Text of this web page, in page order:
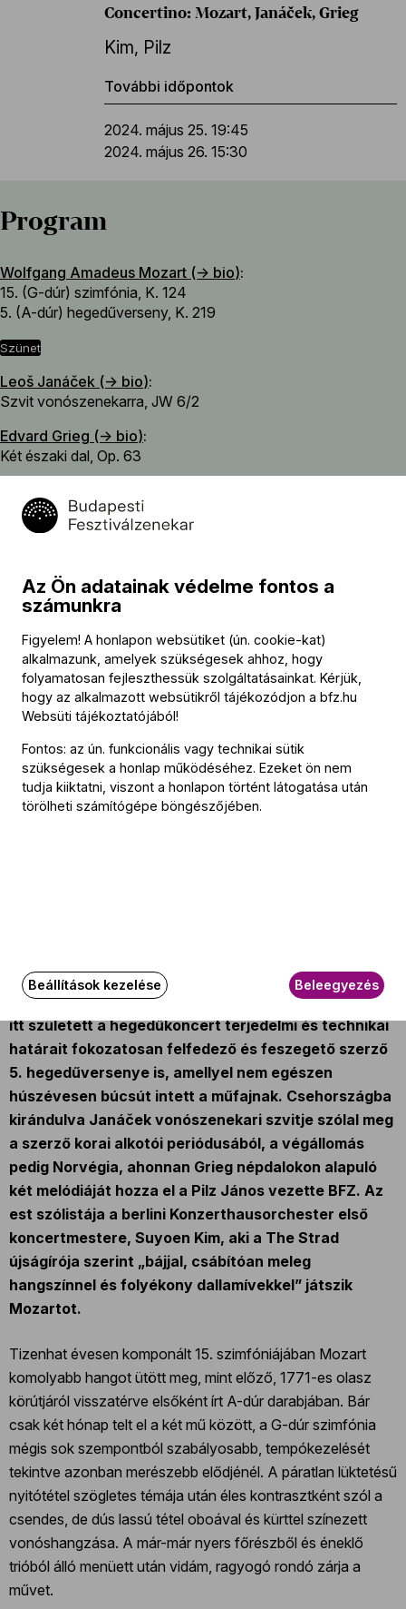
Concertino: Mozart, Janáček, Grieg
Kim, Pilz
További időpontok
2024. május 25. 19:45
2024. május 26. 15:30
Program
Wolfgang Amadeus Mozart (→ bio):
15. (G-dúr) szimfónia, K. 124
5. (A-dúr) hegedűverseny, K. 219
szünet
Leoš Janáček (→ bio):
Szvit vonószenekarra, JW 6/2
Edvard Grieg (→ bio):
Két északi dal, Op. 63
Közreműködők
Koncertmester
Pilz János
Szólista
Suyoen Kim(hegedű)
További információ
Az esemény körülbelül 150 perc hosszúságú.
A kezdőállomás Salzburg: második olasz útjáról
hazatérve Mozart itt komponálta 15. szimfóniáját, és
itt született a hegedűkoncert terjedelmi és technikai
határait fokozatosan felfedező és feszegető szerző
5. hegedűversenye is, amellyel nem egészen
húszévesen búcsút intett a műfajnak. Csehországba
kirándulva Janáček vonószenekari szvitje szólal meg
a szerző korai alkotói periódusából, a végállomás
pedig Norvégia, ahonnan Grieg népdalokon alapuló
két melódiáját hozza el a Pilz János vezette BFZ. Az
est szólistája a berlini Konzerthausorchester első
koncertmestere, Suyoen Kim, aki a The Strad
újságírója szerint „bájjal, csábítóan meleg
hangszínnel és folyékony dallamívekkel” játszik
Mozartot.
Tizenhat évesen komponált 15. szimfóniájában Mozart
komolyabb hangot ütött meg, mint előző, 1771-es olasz
körútjáról visszatérve elsőként írt A-dúr darabjában. Bár
csak két hónap telt el a két mű között, a G-dúr szimfónia
mégis sok szempontból szabályosabb, tempókezelését
tekintve azonban merészebb elődjénél. A páratlan lüktetésű
nyitótétel szögletes témája után éles kontrasztként szól a
csendes, de dús lassú tétel oboával és kürttel színezett
vonóshangzása. A már-már nyers főrészből és éneklő
trióból álló menüett után vidám, ragyogó rondó zárja a
művet.
Az Ön adatainak védelme fontos a
számunkra
Figyelem! A honlapon websütiket (ún. cookie-kat)
alkalmazunk, amelyek szükségesek ahhoz, hogy
folyamatosan fejleszthessük szolgáltatásainkat. Kérjük,
hogy az alkalmazott websütikről tájékozódjon a bfz.hu
Websüti tájékoztatójából!
Fontos: az ún. funkcionális vagy technikai sütik
szükségesek a honlap működéséhez. Ezeket ön nem
tudja kiiktatni, viszont a honlapon történt látogatása után
törölheti számítógépe böngészőjében.
Beállítások kezelése Beleegyezés